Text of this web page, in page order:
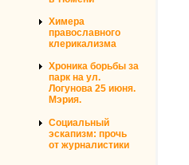
Химера
православного
клерикализма
Хроника борьбы за
парк на ул.
Логунова 25 июня.
Мэрия.
Социальный
эскапизм: прочь
от журналистики